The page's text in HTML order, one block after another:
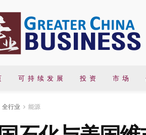
可 持 续 发 展 投 资 市 场
全行业 能源